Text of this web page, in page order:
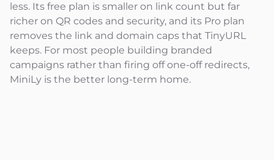
less. Its free plan is smaller on link count but far
richer on QR codes and security, and its Pro plan
removes the link and domain caps that TinyURL
keeps. For most people building branded
campaigns rather than firing off one-off redirects,
MiniLy is the better long-term home.